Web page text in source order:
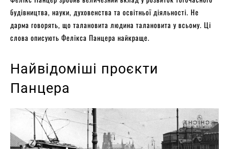
будівництва, науки, духовенства та освітньої діяльності. Не
дарма говорять, що талановита людина талановита у всьому. Ці
слова описують Фелікса Панцера найкраще.
Найвідоміші проєкти
Панцера